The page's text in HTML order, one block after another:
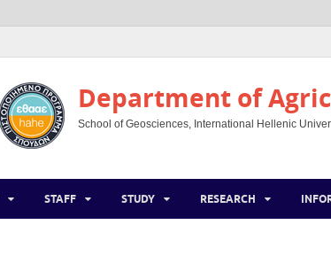
Department of
School of Geosciences, International Hellenic
STAFF STUDY RESEARCH